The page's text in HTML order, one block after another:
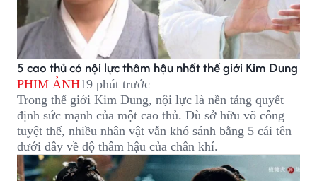
PHIM ẢNH19 phút trước
5 cao thủ có nội lực thâm hậu nhất thế giới Kim Dung
Trong thế giới Kim Dung, nội lực là nền tảng quyết
định sức mạnh của một cao thủ. Dù sở hữu võ công
tuyệt thế, nhiều nhân vật vẫn khó sánh bằng 5 cái tên
dưới đây về độ thâm hậu của chân khí.